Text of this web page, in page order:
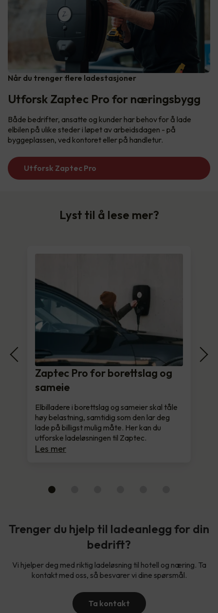
Når du trenger flere ladestasjoner
Utforsk Zaptec Pro for næringsbygg
Både bedrifter, ansatte og kunder har behov for å lade
elbilen på ulike steder i løpet av arbeidsdagen - på
byggeplassen, ved kontoret eller på handletur.
Utforsk Zaptec Pro
Lyst til å lese mer?
Zaptec Pro for borettslag og
sameie
Elbilladere i borettslag og sameier skal tåle
høy belastning, samtidig som den lar deg
lade på billigst mulig måte. Her kan du
utforske ladeløsningen til Zaptec.
Les mer
Trenger du hjelp til ladeanlegg for din
bedrift?
Vi hjelper deg med riktig ladeløsning til hotell og næring. Ta
kontakt med oss, så besvarer vi dine spørsmål.
Ta kontakt